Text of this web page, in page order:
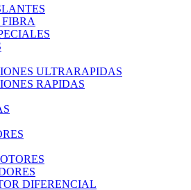
ULTRARAPIDAS
RAPIDAS
DIFERENCIAL